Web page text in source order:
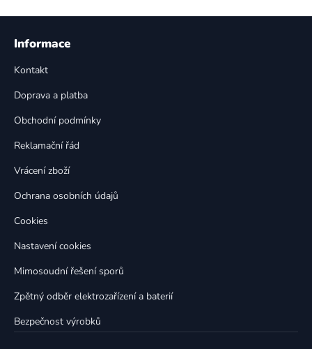
l
Z
Informace
Kontakt
Doprava a platba
Obchodní podmínky
Reklamační řád
Vrácení zboží
Ochrana osobních údajů
Cookies
Nastavení cookies
Mimosoudní řešení sporů
Zpětný odběr elektrozařízení a baterií
Bezpečnost výrobků